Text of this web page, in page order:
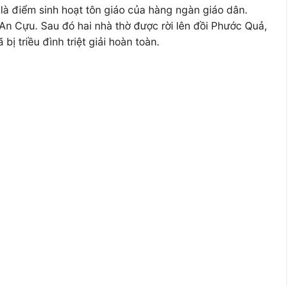
điểm sinh hoạt tôn giáo của hàng ngàn giáo dân.
Cựu. Sau đó hai nhà thờ được rời lên đồi Phước Quả,
bị triều đình triệt giải hoàn toàn.